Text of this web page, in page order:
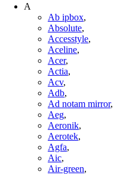
A
Ab ipbox,
Absolute,
Accesstyle,
Aceline,
Acer,
Actia,
Acv,
Adb,
Ad notam mirror,
Aeg,
Aeronik,
Aerotek,
Agfa,
Aic,
Air-green,